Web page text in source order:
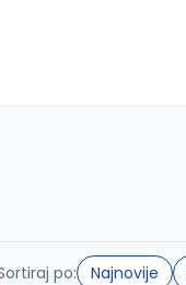
po: Najnovije